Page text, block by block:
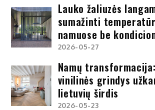
Lauko žaliuzės
sumažinti
namuose be
2026-05-27
Namų
vinilinės grindys
lietuvių širdis
2026-05-23